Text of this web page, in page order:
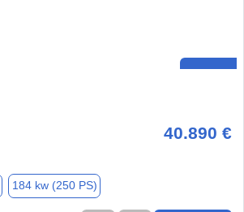
40.890 €
184 kw (250 PS)